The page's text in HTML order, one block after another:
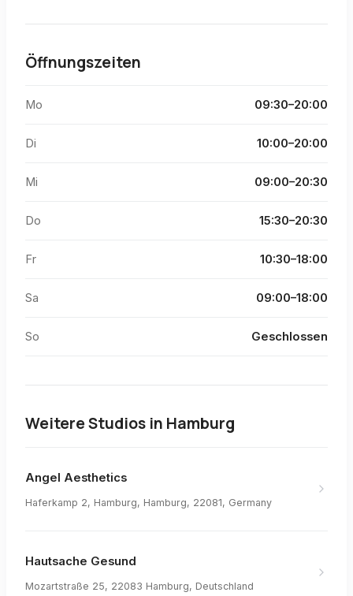
Öffnungszeiten
Mo 09:30–20:00
Di 10:00–20:00
Mi 09:00–20:30
Do 15:30–20:30
Fr 10:30–18:00
Sa 09:00–18:00
So Geschlossen
Weitere Studios in Hamburg
Angel Aesthetics
Haferkamp 2, Hamburg, Hamburg, 22081, Germany
Hautsache Gesund
Mozartstraße 25, 22083 Hamburg, Deutschland